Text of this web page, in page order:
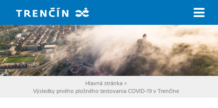
Hlavná stránka >
Výsledky prvého plošného testovania COVID-19 v Trenčíne